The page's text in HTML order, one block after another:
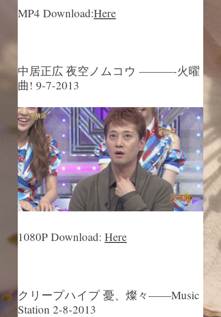
MP4 Download:Here
中居正広 夜空ノムコウ ———-火曜
曲! 9-7-2013
1080P Download: Here
クリープハイプ 憂、燦々——Music
Station 2-8-2013